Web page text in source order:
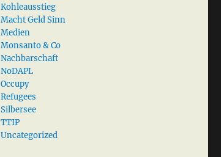
Kohleausstieg
Macht Geld Sinn
Medien
Monsanto & Co
Nachbarschaft
NoDAPL
Occupy
Refugees
Silbersee
TTIP
Uncategorized